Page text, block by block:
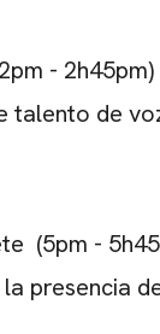
- 2h45pm)
talento de
(5pm -
presencia